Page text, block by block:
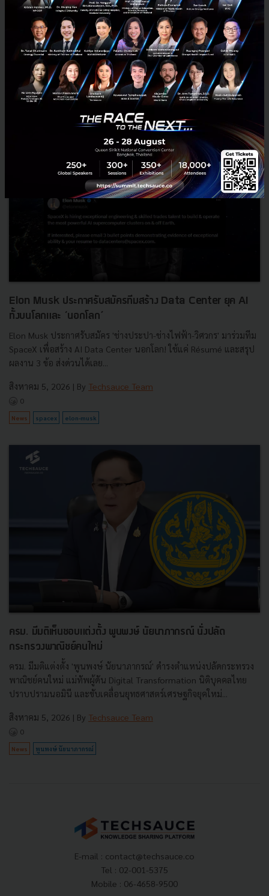
สั่นสะเทือนวงการไอที Google ปรับทัพ AI ครั้งใหญ่ Demis Hassabis
สละเก้าอี้คุม DeepMind ด้าน Jeff Dean ตำนานพนักงานคนที่ 30
ประกาศลาออกตั้งบริษัทใหม่...
สิงหาคม 6, 2026| ByTechsauce Team
News google Jeff Dean Demis Hassabis
Elon Musk ประกาศรับสมัครทีมสร้าง Data Center ยุค AI
ทั้งบนโลกและ ‘นอกโลก’
Elon Musk ประกาศรับสมัคร 'ช่างประปา-ช่างไฟฟ้า-วิศวกร' มาร่วมทีม
SpaceX เพื่อสร้าง AI Data Center นอกโลก! ใช้แค่ Résumé และสรุป
ผลงาน 3 ข้อ ส่งด่วนได้เลย...
สิงหาคม 5, 2026 | By Techsauce Team
0
News spacex elon-musk
ครม. มีมติเห็นชอบแต่งตั้ง พูนพงษ์ นัยนาภากรณ์ นั่งปลัด
กระทรวงพาณิชย์คนใหม่
ครม. มีมติแต่งตั้ง 'พูนพงษ์ นัยนาภากรณ์' ดำรงตำแหน่งปลัดกระทรวง
พาณิชย์คนใหม่ แม่ทัพผู้ดัน Digital Transformation นิติบุคคลไทย
ปราบปรามนอมินี และขับเคลื่อนยุทธศาสตร์เศรษฐกิจยุคใหม่...
สิงหาคม 5, 2026 | By Techsauce Team
0
News พูนพงษ์ นัยนาภากรณ์
E-mail : contact@techsauce.co
Tel : 02-001-5375
Mobile : 06-4658-9500